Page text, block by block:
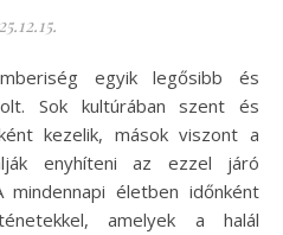
Sok kultúrában szent és
kezelik, mások viszont a
enyhíteni az ezzel járó
életben időnként
amelyek a halál